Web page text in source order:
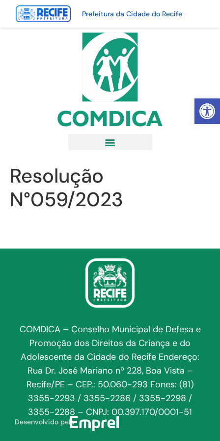
Abrir
Prefeitura da Cidade do Recife
Resolução
N°059/2023
COMDICA – Conselho Municipal de Defesa e
Promoção dos Direitos da Criança e do
Adolescente da Cidade do Recife Endereço:
Rua Dr. José Mariano nº 228, Boa Vista –
Recife/PE – CEP.: 50.060-293 Fones: (81)
3355-2293 / 3355-2286 / 3355-2298 /
3355-2288 – CNPJ: 00.397.170/0001-51
Desenvolvido pela